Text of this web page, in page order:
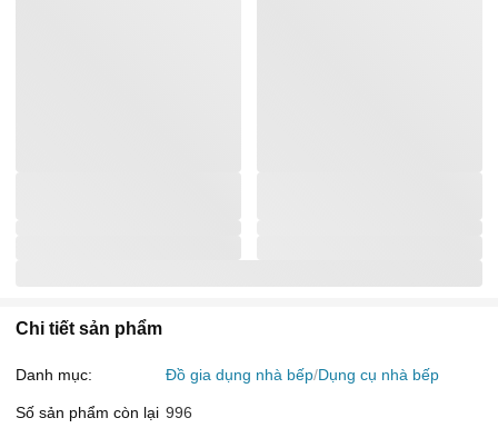
Chi tiết sản phẩm
Danh mục: Đồ gia dụng nhà bếp Dụng cụ nhà bếp
Số sản phẩm còn lại 996